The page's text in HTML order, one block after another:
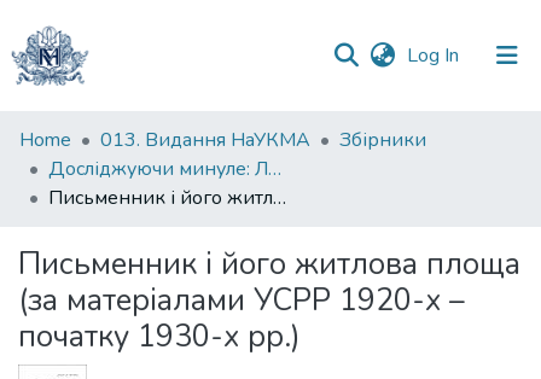
Log In (current)
Communities
&
Collections
Statistics
Home 013. Видання НаУКМА
Збірники
Досліджуючи минуле: Людина в умовах модерну
Письменник і його житлова площа (за матеріалами УСРР 1920-х – початку 1930-х рр.)
Письменник і його житлова площа
(за матеріалами УСРР 1920-х –
початку 1930-х рр.)